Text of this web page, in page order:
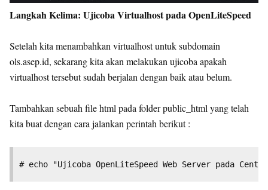
Langkah Kelima: Ujicoba Virtualhost pada OpenLiteSpeed
Setelah kita menambahkan virtualhost untuk subdomain
ols.asep.id, sekarang kita akan melakukan ujicoba apakah
virtualhost tersebut sudah berjalan dengan baik atau belum.
Tambahkan sebuah file html pada folder public_html yang telah
kita buat dengan cara jalankan perintah berikut :
# echo "Ujicoba OpenLiteSpeed Web Server pada